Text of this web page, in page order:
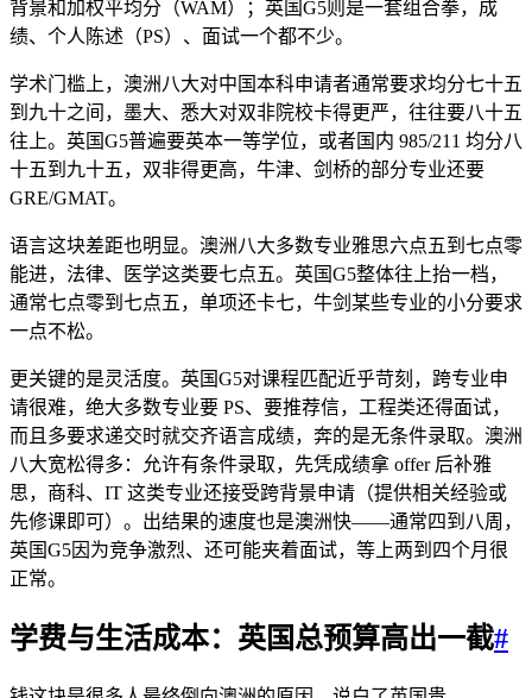
背景和加权平均分（WAM）；英国G5则是一套组合拳，成
绩、个人陈述（PS）、面试一个都不少。
学术门槛上，澳洲八大对中国本科申请者通常要求均分七十五
到九十之间，墨大、悉大对双非院校卡得更严，往往要八十五
往上。英国G5普遍要英本一等学位，或者国内 985/211 均分八
十五到九十五，双非得更高，牛津、剑桥的部分专业还要
GRE/GMAT。
语言这块差距也明显。澳洲八大多数专业雅思六点五到七点零
能进，法律、医学这类要七点五。英国G5整体往上抬一档，
通常七点零到七点五，单项还卡七，牛剑某些专业的小分要求
一点不松。
更关键的是灵活度。英国G5对课程匹配近乎苛刻，跨专业申
请很难，绝大多数专业要 PS、要推荐信，工程类还得面试，
而且多要求递交时就交齐语言成绩，奔的是无条件录取。澳洲
八大宽松得多：允许有条件录取，先凭成绩拿 offer 后补雅
思，商科、IT 这类专业还接受跨背景申请（提供相关经验或
先修课即可）。出结果的速度也是澳洲快——通常四到八周，
英国G5因为竞争激烈、还可能夹着面试，等上两到四个月很
正常。
学费与生活成本：英国总预算高出一截#